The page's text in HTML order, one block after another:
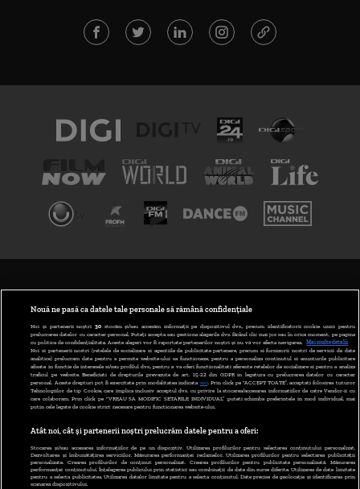
ABONARE DIGI TV
GESTIONAȚI PREFERINȚELE
CODUL DIGI24
CAMERE WEB
CONTACT/INFO
Nouă ne pasă ca datele tale personale să rămână confidențiale
Noi și partenerii noștri 30stocăm și/sau accesăm informații pe dispozitivul dvs., precum identificatorii cookie unici pentru
prelucrarea datelor cu caracter personal. Puteți accepta sau gestiona alegerile dvs. făcând clic mai jos sau în orice moment, pe pagina
cu politica de confidențialitate. Aceste alegeri vor fi raportate partenerilor noștri și nu vă vor afecta navigarea.
Mai multe detalii
Noi si partenerii nostri (retelele de socializare si agentiile de publicitate partenere, precum si furnizorii nostri de servicii de date
analitice) prelucram date pentru a permite website-ului sa functioneze, pentru a personaliza continutul si anunturile publicitare
afisate in functie de interesele si/sau profilul dvs., pentru a va oferi functionalitati aferente retelelor de socializare si pentru a analiza
traficul pe website. Beneficiati de drepturile prevazute de art. 15-22 din GDPR in legatura cu prelucrarea datelor cu caracter
personal. Aceste drepturi pot fi exercitate prin modalitatea indicata aici. Prin click pe “ACCEPT TOATE”, acceptati folosirea tuturor
Tehnologiilor de tip Cookie, care implica inclusiv acceptul dvs. cu privire la stocarea/accesarea informatiilor de catre Vendor-ii cu
care colaboram. Prin click pe “VREAU SA MODIFIC SETARILE INDIVIDUAL” puteti schimba preferintele in mod individual, mai
putin cele legate de cookie strict necesare pentru functionarea website-ului.
Atât noi, cât și partenerii noștri prelucrăm datele pentru a oferi:
Stocarea și/sau accesarea informațiilor de pe un dispozitiv. Utilizarea profilurilor pentru selectarea conținutului personalizat.
Dezvoltarea și îmbunătățirea serviciilor. Măsurarea performanței reclamelor. Utilizarea profilurilor pentru selectarea publicității
personalizate. Crearea profilurilor de conținut personalizat. Crearea profilurilor pentru publicitate personalizată. Măsurarea
performanței conținutului. Înțelegerea publicului prin statistici sau combinații de date din surse diferite. Utilizarea de date limitate
pentru a selecta publicitatea. Utilizarea datelor limitate pentru a selecta conținutul. Date precise de geolocație și identificarea prin
scanarea dispozitivului.